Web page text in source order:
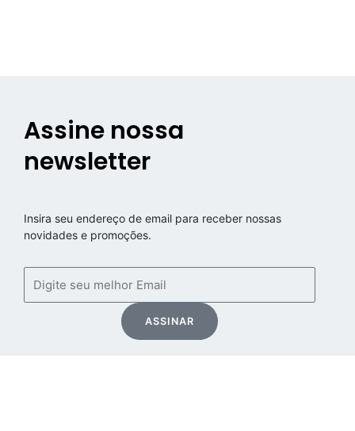
Assine nossa
newsletter
Insira seu endereço de email para receber nossas
novidades e promoções.
ASSINAR